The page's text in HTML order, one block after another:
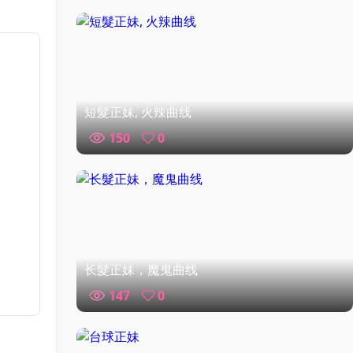
短髮正妹, 火辣曲线
150
0
长髮正妹，魔鬼曲线
147
0